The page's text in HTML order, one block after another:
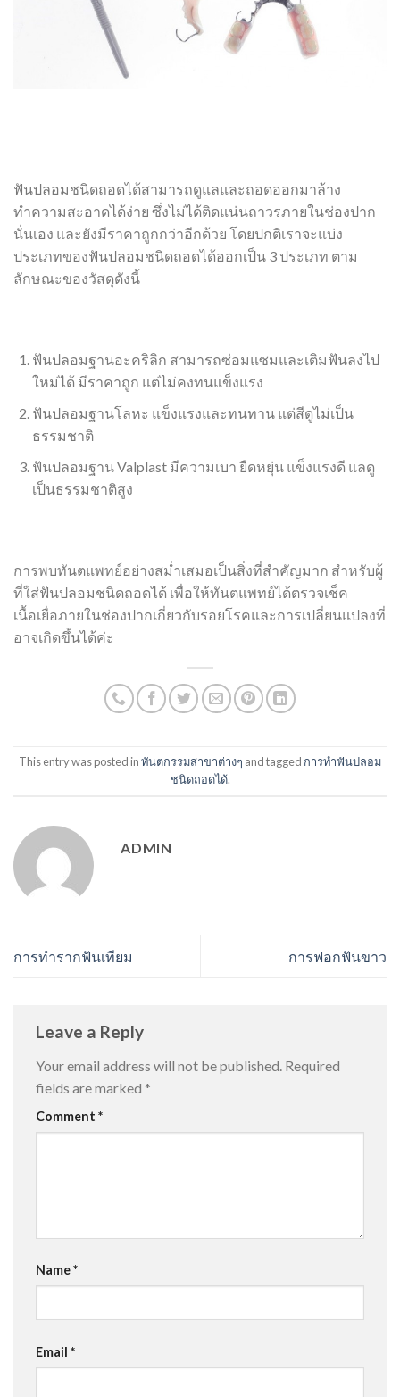
ฟันปลอมชนิดถอดได้สามารถดูแลและถอดออกมาล้าง
ทำความสะอาดได้ง่าย ซึ่งไม่ได้ติดแน่นถาวรภายในช่องปาก
นั่นเอง และยังมีราคาถูกกว่าอีกด้วย โดยปกติเราจะแบ่ง
ประเภทของฟันปลอมชนิดถอดได้ออกเป็น 3 ประเภท ตาม
ลักษณะของวัสดุดังนี้
ฟันปลอมฐานอะคริลิก สามารถซ่อมแซมและเติมฟันลงไป
ใหม่ได้ มีราคาถูก แต่ไม่คงทนแข็งแรง
ฟันปลอมฐานโลหะ แข็งแรงและทนทาน แต่สีดูไม่เป็น
ธรรมชาติ
ฟันปลอมฐาน Valplast มีความเบา ยืดหยุ่น แข็งแรงดี แลดู
เป็นธรรมชาติสูง
การพบทันตแพทย์อย่างสม่ำเสมอเป็นสิ่งที่สำคัญมาก สำหรับผู้
ที่ใส่ฟันปลอมชนิดถอดได้ เพื่อให้ทันตแพทย์ได้ตรวจเช็ค
เนื้อเยื่อภายในช่องปากเกี่ยวกับรอยโรคและการเปลี่ยนแปลงที่
อาจเกิดขึ้นได้ค่ะ
This entry was posted inทันตกรรมสาขาต่างๆ and tagged การทำฟันปลอม
ชนิดถอดได้.
ADMIN
การทำรากฟันเทียม การฟอกฟันขาว
Leave a Reply
Your email address will not be published. Required
fields are marked *
Comment *
Name*
Email *